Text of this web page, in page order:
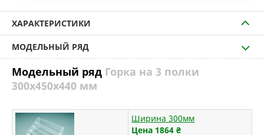
ХАРАКТЕРИСТИКИ
МОДЕЛЬНЫЙ РЯД
Модельный ряд Горка на 3 полки
300х450х440 мм
Ширина 300мм
Цена 1864 ₴